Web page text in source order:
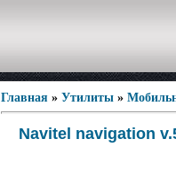
Главная » Утилиты »
Navitel navigation